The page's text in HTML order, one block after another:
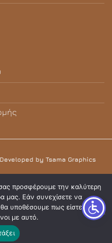
by Tsama Graphics
προσφέρουμε την καλύτερη
μας. Εάν συνεχίσετε να
θα υποθέσουμε πως είστε
με αυτό.